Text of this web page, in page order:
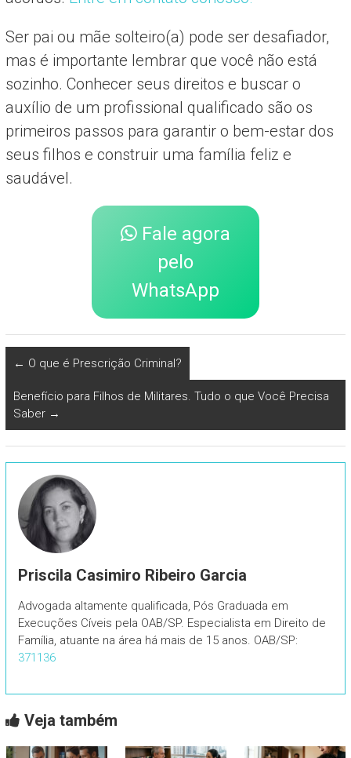
Ser pai ou mãe solteiro(a) pode ser desafiador,
mas é importante lembrar que você não está
sozinho. Conhecer seus direitos e buscar o
auxílio de um profissional qualificado são os
primeiros passos para garantir o bem-estar dos
seus filhos e construir uma família feliz e
saudável.
Fale agora
pelo
WhatsApp
← O que é Prescrição Criminal?
Benefício para Filhos de Militares. Tudo o que Você Precisa
Saber →
Priscila Casimiro Ribeiro Garcia
Advogada altamente qualificada, Pós Graduada em
Execuções Cíveis pela OAB/SP. Especialista em Direito de
Família, atuante na área há mais de 15 anos. OAB/SP:
371136
Veja também